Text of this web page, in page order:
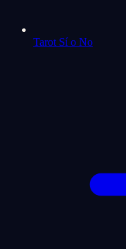
Tarot Sí o No